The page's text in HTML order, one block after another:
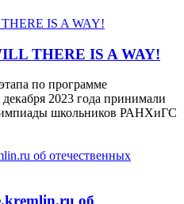
THERE IS A WAY!
по программе
2023 года принимали
школьников РАНХиГС
об